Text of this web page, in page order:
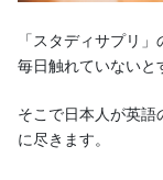
「スタディサプリ
毎日触れていないと
そこで日本人が英語
に尽きます。